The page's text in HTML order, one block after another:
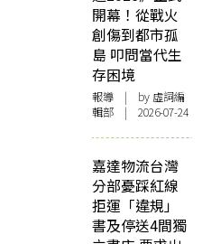
開幕！從戰火
創傷到都市孤
島 叩問當代生
存困境
報導 | by 虛詞編
輯部 | 2026-07-24
嘉達物流台灣
分部憂踩紅線
拒運「違規」
書及停送4間獨